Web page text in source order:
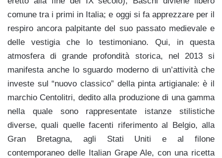
comune tra i primi in Italia; e oggi si fa apprezzare per il
respiro ancora palpitante del suo passato medievale e
delle vestigia che lo testimoniano. Qui, in questa
atmosfera di grande profondità storica, nel 2013 si
manifesta anche lo sguardo moderno di un’attività che
investe sul “nuovo classico” della pinta artigianale: è il
marchio Centolitri, dedito alla produzione di una gamma
nella quale sono rappresentate istanze stilistiche
diverse, quali quelle facenti riferimento al Belgio, alla
Gran Bretagna, agli Stati Uniti e al filone
contemporaneo delle Italian Grape Ale, con una ricetta